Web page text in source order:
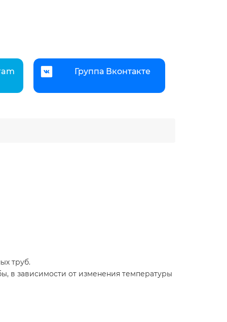
Группа Вконтакте
труб.
в зависимости от изменения температуры